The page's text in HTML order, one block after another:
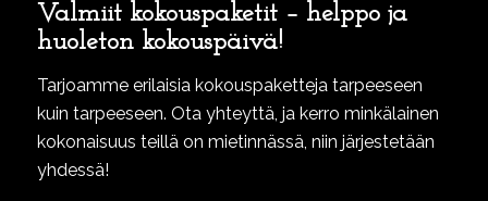
Valmiit kokouspaketit – helppo ja
huoleton kokouspäivä!
Tarjoamme erilaisia kokouspaketteja tarpeeseen
kuin tarpeeseen. Ota yhteyttä, ja kerro minkälainen
kokonaisuus teillä on mietinnässä, niin järjestetään
yhdessä!